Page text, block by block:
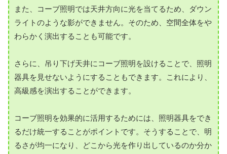
また、コーブ照明では天井方向に光を当てるため、ダウン
ライトのような影ができません。そのため、空間全体をや
わらかく演出することも可能です。
さらに、吊り下げ天井にコーブ照明を設けることで、照明
器具を見せないようにすることもできます。これにより、
高級感を演出することができます。
コーブ照明を効果的に活用するためには、照明器具をでき
るだけ統一することがポイントです。そうすることで、明
るさが均一になり、どこから光を作り出しているのか分か